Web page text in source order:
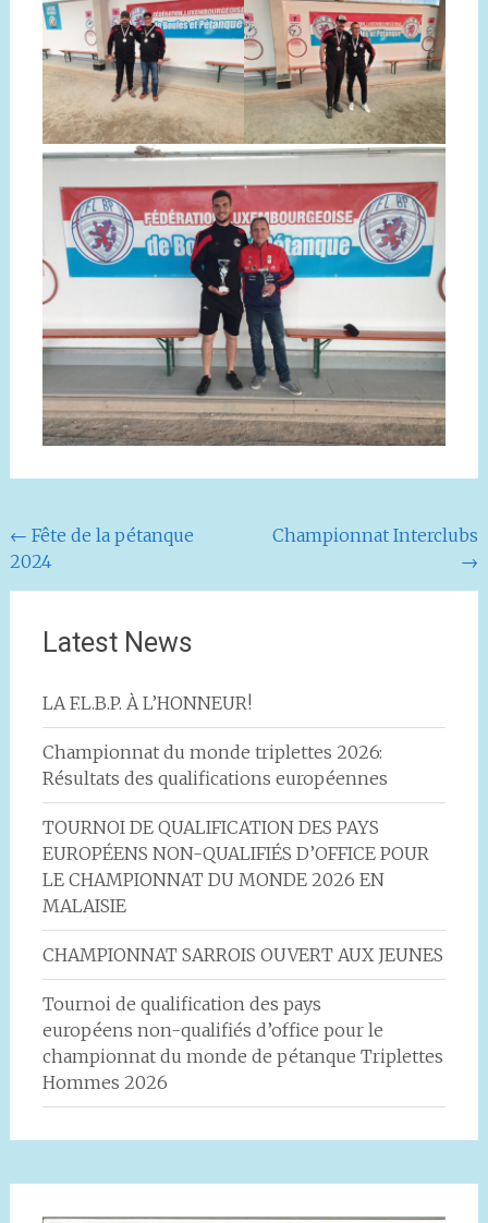
Navigation
de
← Fête de la pétanque
2024
Championnat Interclubs
→
Latest News
LA F.L.B.P. À L’HONNEUR!
Championnat du monde triplettes 2026:
Résultats des qualifications européennes
TOURNOI DE QUALIFICATION DES PAYS
EUROPÉENS NON-QUALIFIÉS D’OFFICE POUR
LE CHAMPIONNAT DU MONDE 2026 EN
MALAISIE
CHAMPIONNAT SARROIS OUVERT AUX JEUNES
Tournoi de qualification des pays
européens non-qualifiés d’office pour le
championnat du monde de pétanque Triplettes
Hommes 2026